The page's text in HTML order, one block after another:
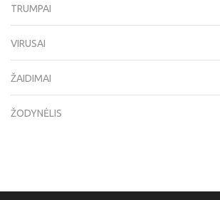
TRUMPAI
VIRUSAI
ŽAIDIMAI
ŽODYNĖLIS